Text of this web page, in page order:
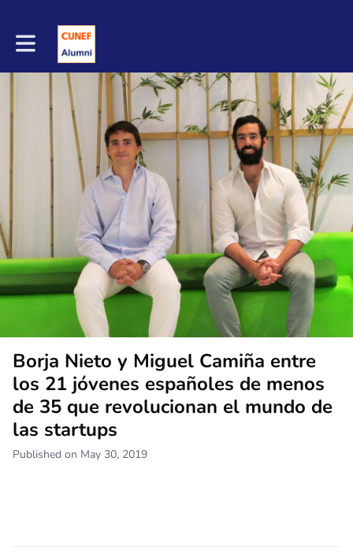
Toggle main navigation
Borja Nieto y Miguel Camiña entre
los 21 jóvenes españoles de menos
de 35 que revolucionan el mundo de
las startups
Published on May 30, 2019